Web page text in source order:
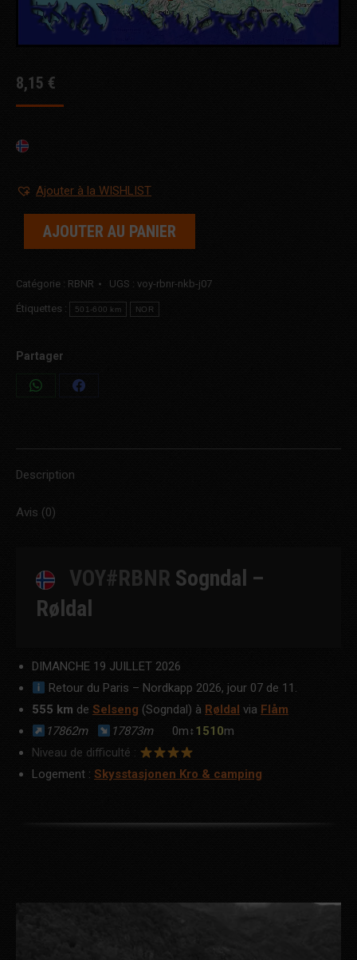
8,15 €
Ajouter à la WISHLIST
AJOUTER AU PANIER
Catégorie : RBNR UGS : voy-rbnr-nkb-j07
Étiquettes : 501-600 km NOR
Partager
Share
Share
Description
Avis (0)
VOY#RBNR Sogndal –
Røldal
DIMANCHE 19 JUILLET 2026
Retour du Paris – Nordkapp 2026, jour 07 de 11.
555 km de Selseng (Sogndal) à Røldal via Flåm
17862m
17873m 0m↕1510m
Niveau de difficulté :
Logement : Skysstasjonen Kro & camping